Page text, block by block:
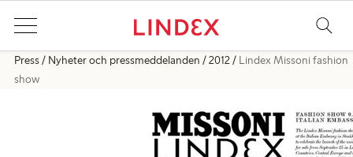
Press Nyheter och pressmeddelanden 2012
Lindex Missoni fashion
show